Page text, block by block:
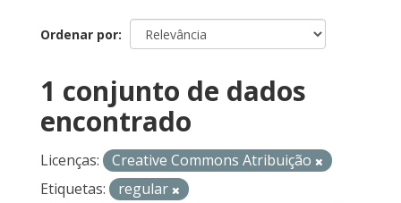
Ordenar por
1 conjunto de dados
encontrado
Licenças:
Creative Commons Atribuição
Etiquetas:
regular